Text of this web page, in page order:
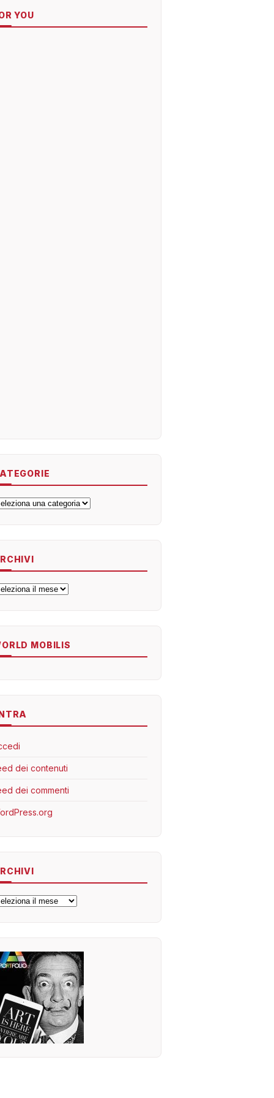
YOU
MOBILIS
dei contenuti
dei commenti